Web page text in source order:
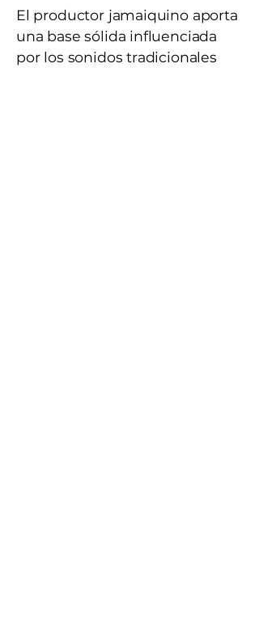
El productor jamaiquino aporta
una base sólida influenciada
por los sonidos tradicionales